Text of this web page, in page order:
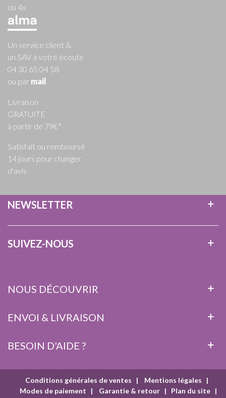
ou 4x
Un service client &
un SAV à votre écoute
04 30 65 04 58
ou par mail
Livraison
GRATUITE
à partir de 79€*
Satisfait ou remboursé
14 jours pour changer
d'avis
NEWSLETTER
SUIVEZ-NOUS
NOUS DÉCOUVRIR
ENVOI & LIVRAISON
BESOIN D'AIDE ?
Conditions générales de ventes | Mentions légales |
Modes de paiement | Garantie & retour | Plan du site |